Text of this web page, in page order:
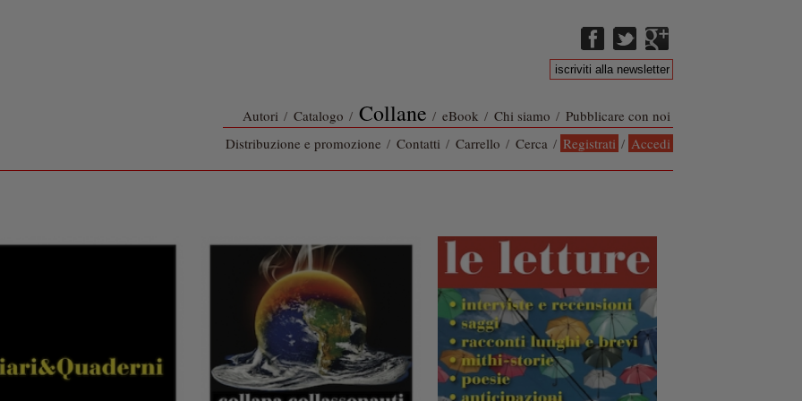
Autori / Catalogo / Collane / eBook / Chi siamo / Pubblicare con noi
Distribuzione e promozione / Contatti / Carrello / Cerca / Registrati / Accedi